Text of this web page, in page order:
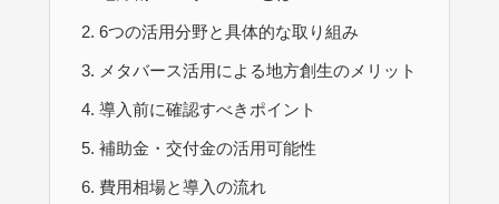
6つの活用分野と具体的な取り組み
メタバース活用による地方創生のメリット
導入前に確認すべきポイント
補助金・交付金の活用可能性
費用相場と導入の流れ